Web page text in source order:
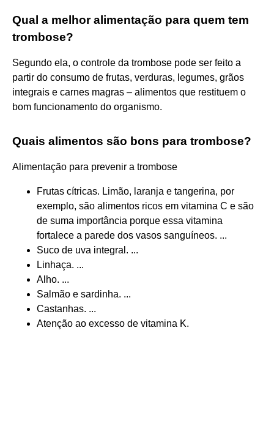
Qual a melhor alimentação para quem tem
trombose?
Segundo ela, o controle da trombose pode ser feito a
partir do consumo de frutas, verduras, legumes, grãos
integrais e carnes magras – alimentos que restituem o
bom funcionamento do organismo.
Quais alimentos são bons para trombose?
Alimentação para prevenir a trombose
Frutas cítricas. Limão, laranja e tangerina, por
exemplo, são alimentos ricos em vitamina C e são
de suma importância porque essa vitamina
fortalece a parede dos vasos sanguíneos. ...
Suco de uva integral. ...
Linhaça. ...
Alho. ...
Salmão e sardinha. ...
Castanhas. ...
Atenção ao excesso de vitamina K.